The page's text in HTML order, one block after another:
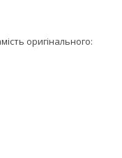
оригінального: